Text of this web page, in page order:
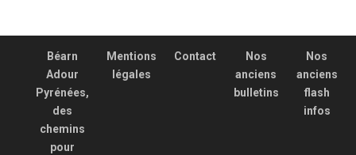
Béarn
Adour
Pyrénées,
des
chemins
pour
Mentions
légales
Contact
Nos
anciens
bulletins
Nos
anciens
flash
infos